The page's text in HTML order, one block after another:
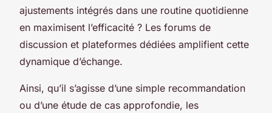
ajustements intégrés dans une routine quotidienne
en maximisent l’efficacité ? Les forums de
discussion et plateformes dédiées amplifient cette
dynamique d’échange.
Ainsi, qu’il s’agisse d’une simple recommandation
ou d’une étude de cas approfondie, les